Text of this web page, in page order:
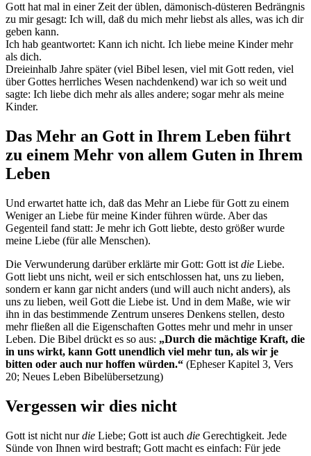
Gott hat mal in einer Zeit der üblen, dämonisch-düsteren Bedrängnis
zu mir gesagt: Ich will, daß du mich mehr liebst als alles, was ich dir
geben kann.
Ich hab geantwortet: Kann ich nicht. Ich liebe meine Kinder mehr
als dich.
Dreieinhalb Jahre später (viel Bibel lesen, viel mit Gott reden, viel
über Gottes herrliches Wesen nachdenkend) war ich so weit und
sagte: Ich liebe dich mehr als alles andere; sogar mehr als meine
Kinder.
Das Mehr an Gott in Ihrem Leben führt
zu einem Mehr von allem Guten in Ihrem
Leben
Und erwartet hatte ich, daß das Mehr an Liebe für Gott zu einem
Weniger an Liebe für meine Kinder führen würde. Aber das
Gegenteil fand statt: Je mehr ich Gott liebte, desto größer wurde
meine Liebe (für alle Menschen).
Die Verwunderung darüber erklärte mir Gott: Gott ist die Liebe.
Gott liebt uns nicht, weil er sich entschlossen hat, uns zu lieben,
sondern er kann gar nicht anders (und will auch nicht anders), als
uns zu lieben, weil Gott die Liebe ist. Und in dem Maße, wie wir
ihn in das bestimmende Zentrum unseres Denkens stellen, desto
mehr fließen all die Eigenschaften Gottes mehr und mehr in unser
Leben. Die Bibel drückt es so aus: „Durch die mächtige Kraft, die
in uns wirkt, kann Gott unendlich viel mehr tun, als wir je
bitten oder auch nur hoffen würden.“ (Epheser Kapitel 3, Vers
20; Neues Leben Bibelübersetzung)
Vergessen wir dies nicht
Gott ist nicht nurdie Liebe; Gott ist auch die Gerechtigkeit. Jede
Sünde von Ihnen wird bestraft; Gott macht es einfach: Für jede